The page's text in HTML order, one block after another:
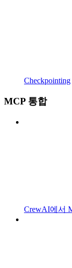
Checkpointing
MCP 통합
CrewAI에서